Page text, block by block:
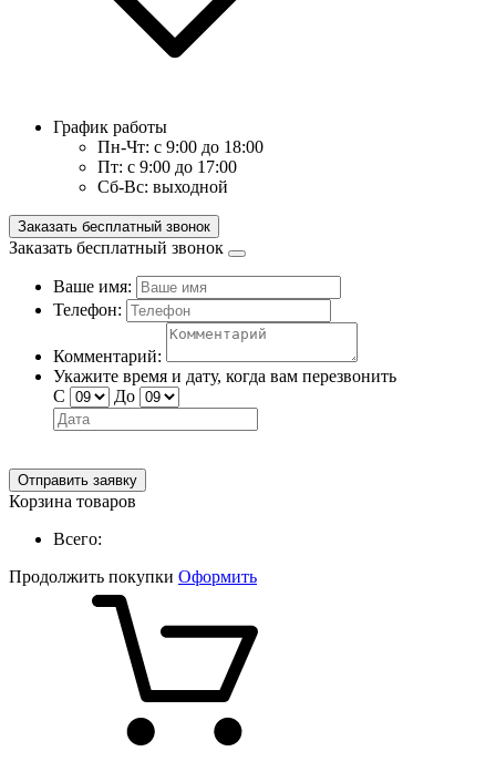
График работы
Пн-Чт: с 9:00 до 18:00
Пт: с 9:00 до 17:00
Сб-Вс: выходной
Заказать бесплатный звонок
Заказать бесплатный звонок
Ваше имя:
Телефон:
Комментарий:
Укажите время и дату, когда вам перезвонить
С
До
Отправить заявку
Корзина товаров
Всего:
Продолжить покупки Оформить